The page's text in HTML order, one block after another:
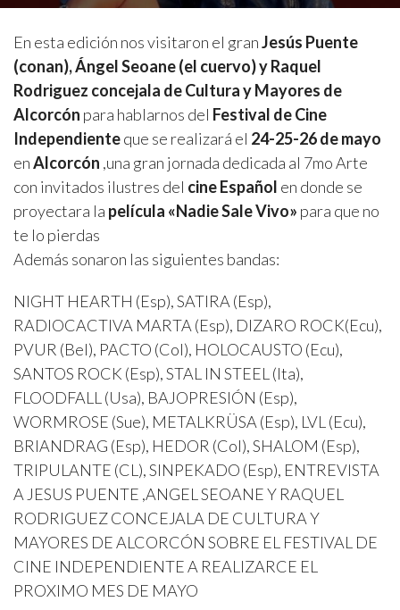
En esta edición nos visitaron el granJesús Puente
(conan), Ángel Seoane (el cuervo) y Raquel
Rodriguez concejala de Cultura y Mayores de
Alcorcón para hablarnos del Festival de Cine
Independienteque se realizará el 24-25-26 de mayo
enAlcorcón ,una gran jornada dedicada al 7mo Arte
con invitados ilustres del cine Español en donde se
proyectara la película «Nadie SaleVivo» para que no
te lo pierdas
Además sonaron las siguientes bandas:
NIGHT HEARTH (Esp), SATIRA (Esp),
RADIOCACTIVA MARTA (Esp), DIZARO ROCK(Ecu),
PVUR (Bel), PACTO (Col), HOLOCAUSTO (Ecu),
SANTOS ROCK (Esp), STAL IN STEEL (Ita),
FLOODFALL (Usa), BAJOPRESIÓN (Esp),
WORMROSE (Sue), METALKRÜSA (Esp), LVL (Ecu),
BRIANDRAG (Esp), HEDOR (Col), SHALOM (Esp),
TRIPULANTE (CL), SINPEKADO (Esp), ENTREVISTA
A JESUS PUENTE ,ANGEL SEOANE Y RAQUEL
RODRIGUEZ CONCEJALA DE CULTURA Y
MAYORES DE ALCORCÓN SOBRE EL FESTIVAL DE
CINE INDEPENDIENTE A REALIZARCE EL
PROXIMO MES DE MAYO